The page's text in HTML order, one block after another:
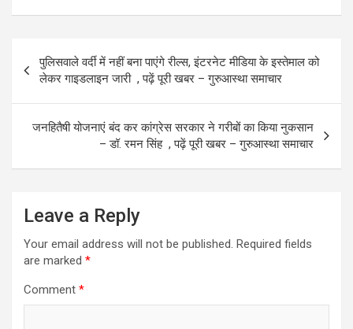
ce
o
o
k
st
o
d
o
n
ail ar
e
navigation
पुलिसवाले वर्दी में नहीं बना पाएंगे रील्स, इंटरनेट मीडिया के इस्तेमाल को
लेकर गाइडलाइन जारी , पढ़ें पूरी खबर – गुरुआस्था समाचार
जनहितैषी योजनाएं बंद कर कांग्रेस सरकार ने गरीबों का किया नुकसान
– डॉ. रमन सिंह , पढ़ें पूरी खबर – गुरुआस्था समाचार
Leave a Reply
Your email address will not be published. Required fields
are marked *
Comment *